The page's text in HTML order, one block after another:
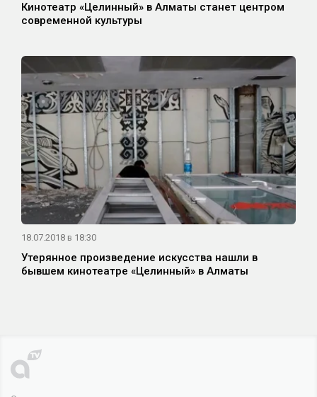
Кинотеатр «Целинный» в Алматы станет центром
современной культуры
18.07.2018 в 18:30
Утерянное произведение искусства нашли в
бывшем кинотеатре «Целинный» в Алматы